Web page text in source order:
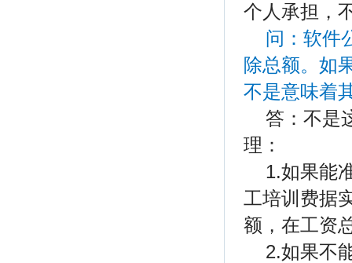
个人承担，
问：软件
除总额。如
不是意味着
答：不是
理：
1.如果能
工培训费据
额，在工资
2.如果不